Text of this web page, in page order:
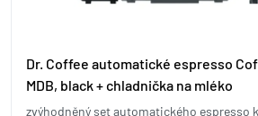
Dr. Coffee automatické espresso
MDB, black + chladnička na mléko
zvýhodněný set automatického espresso